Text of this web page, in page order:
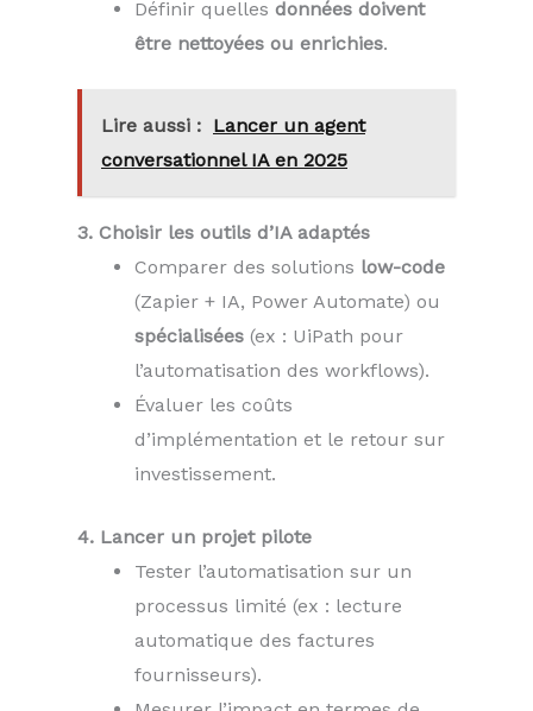
Définir quelles données doivent
être nettoyées ou enrichies.
Lire aussi : Lancer un agent
conversationnel IA en 2025
3. Choisir les outils d’IA adaptés
Comparer des solutions low-code
(Zapier + IA, Power Automate) ou
spécialisées (ex : UiPath pour
l’automatisation des workflows).
Évaluer les coûts
d’implémentation et le retour sur
investissement.
4. Lancer un projet pilote
Tester l’automatisation sur un
processus limité (ex : lecture
automatique des factures
fournisseurs).